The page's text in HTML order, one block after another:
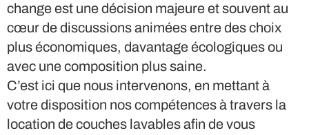
change est une décision majeure et souvent au
cœur de discussions animées entre des choix
plus économiques, davantage écologiques ou
avec une composition plus saine.
C’est ici que nous intervenons, en mettant à
votre disposition nos compétences à travers la
location de couches lavables afin de vous